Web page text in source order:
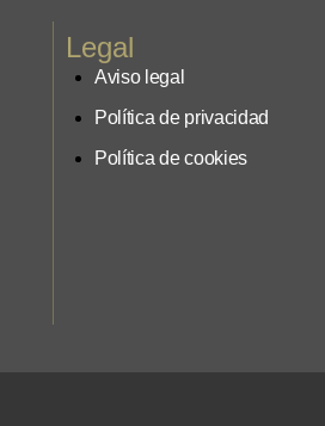
Legal
Aviso legal
Política de privacidad
Política de cookies